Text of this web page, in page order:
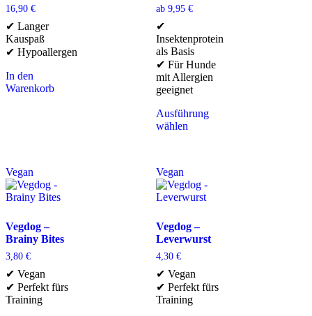
16,90 €
✔ Langer
Kauspaß
✔ Hypoallergen
In den
Warenkorb
ab 9,95 €
✔
Insektenprotein
als Basis
✔ Für Hunde
mit Allergien
geeignet
Ausführung
wählen
Vegan
Vegdog –
Brainy Bites
3,80 €
✔ Vegan
✔ Perfekt fürs
Training
Vegan
Vegdog –
Leverwurst
4,30 €
✔ Vegan
✔ Perfekt fürs
Training